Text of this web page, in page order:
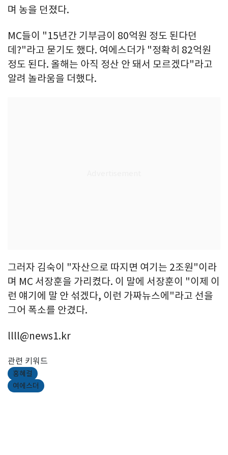
며 농을 던졌다.
MC들이 "15년간 기부금이 80억원 정도 된다던
데?"라고 묻기도 했다. 여에스더가 "정확히 82억원
정도 된다. 올해는 아직 정산 안 돼서 모르겠다"라고
알려 놀라움을 더했다.
그러자 김숙이 "자산으로 따지면 여기는 2조원"이라
며 MC 서장훈을 가리켰다. 이 말에 서장훈이 "이제 이
런 얘기에 말 안 섞겠다, 이런 가짜뉴스에"라고 선을
그어 폭소를 안겼다.
llll@news1.kr
관련 키워드
홍혜걸
여에스더